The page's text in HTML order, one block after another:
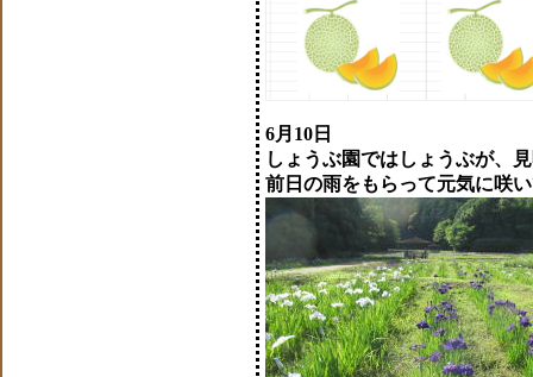
6月10日
しょうぶ園ではしょうぶが、
前日の雨をもらって元気に咲